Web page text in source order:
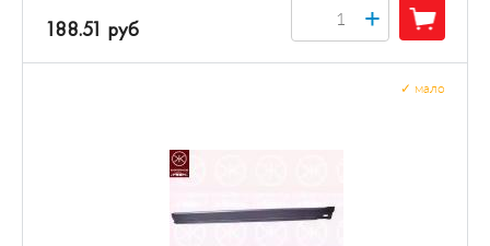
188.51 руб +
мало